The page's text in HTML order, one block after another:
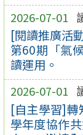
2026-07-01
[閱讀推廣活
第60期「氣
讀運用。
2026-07-01
[自主學習]轉
學年度協作